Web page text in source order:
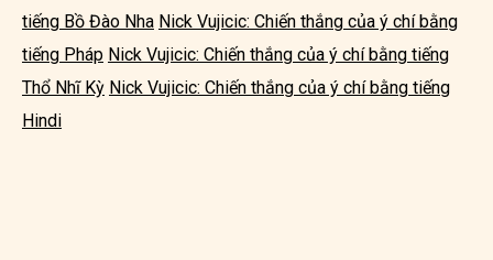
tiếng Bồ Đào Nha Nick Vujicic: Chiến thắng của ý chí bằng
tiếng Pháp Nick Vujicic: Chiến thắng của ý chí bằng tiếng
Thổ Nhĩ Kỳ Nick Vujicic: Chiến thắng của ý chí bằng tiếng
Hindi